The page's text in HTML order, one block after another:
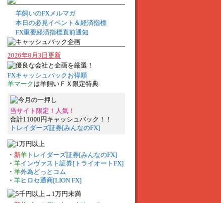
羊飼いのFXメルマガ
本日の必見イベント＆経済指標
FX重要経済指標直前通知
2026年8月3日更新
FXキャッシュバックお得順
羊マーク は羊飼いＦＸ限定特典
当サイト限定！人気！
合計11000円キャッシュバック！！
トレイダーズ証券[みんなのFX]
・ 新羊 トレイダーズ証券[みんなのFX]
・ 羊インヴァスト証券[トライオートFX]
・ 羊外為どっとコム
・ 羊ヒロセ通商[LION FX]